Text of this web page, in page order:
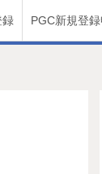
録 PGC新規登